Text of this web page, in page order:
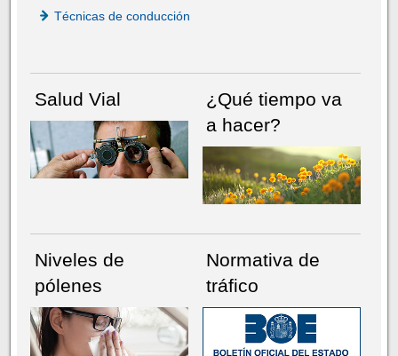
Técnicas de conducción
Salud Vial
¿Qué tiempo va
a hacer?
Niveles de
pólenes
Normativa de
tráfico